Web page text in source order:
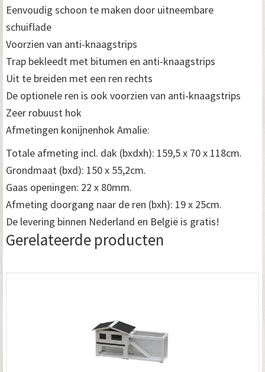
Eenvoudig schoon te maken door uitneembare
schuiflade
Voorzien van anti-knaagstrips
Trap bekleedt met bitumen en anti-knaagstrips
Uit te breiden met een ren rechts
De optionele ren is ook voorzien van anti-knaagstrips
Zeer robuust hok
Afmetingen konijnenhok Amalie:
Totale afmeting incl. dak (bxdxh): 159,5 x 70 x 118cm.
Grondmaat (bxd): 150 x 55,2cm.
Gaas openingen: 22 x 80mm.
Afmeting doorgang naar de ren (bxh): 19 x 25cm.
De levering binnen Nederland en België is gratis!
Gerelateerde producten